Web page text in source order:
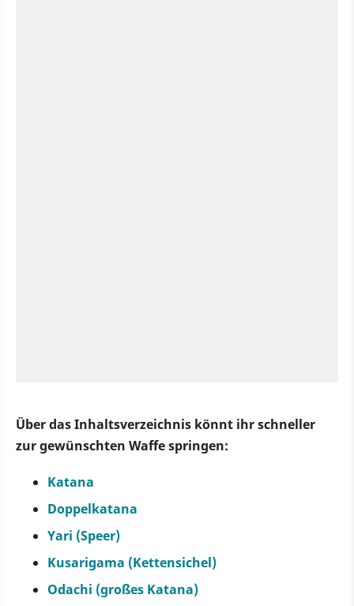
Über das Inhaltsverzeichnis könnt ihr schneller
zur gewünschten Waffe springen:
Katana
Doppelkatana
Yari (Speer)
Kusarigama (Kettensichel)
Odachi (großes Katana)